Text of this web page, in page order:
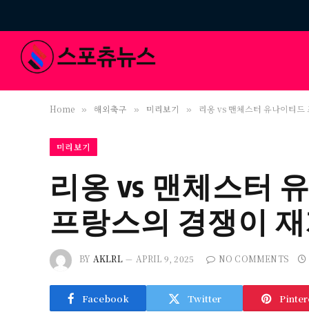
Home » 해외축구 » 미리보기 » 리옹 vs 맨체스터 유나이티
미리보기
리옹 vs 맨체스터
프랑스의 경쟁이
BY AKLRL APRIL 9, 2025 NO COMMENTS
Facebook Twitter